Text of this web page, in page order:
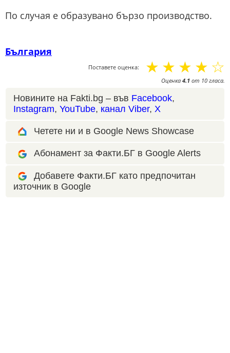
По случая е образувано бързо производство.
България
Поставете оценка: ☆
☆
☆
☆
☆
Оценка 4.1 от 10 гласа.
Новините на Fakti.bg – във Facebook,
Instagram, YouTube, канал Viber, X
Четете ни и в Google News Showcase
Абонамент за Факти.БГ в Google Alerts
Добавете Факти.БГ като предпочитан
източник в Google